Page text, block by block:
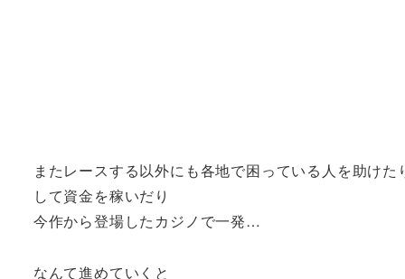
またレースする以外にも各地で困っている人を助け
して資金を稼いだり
今作から登場したカジノで一発…
なんて進めていくと